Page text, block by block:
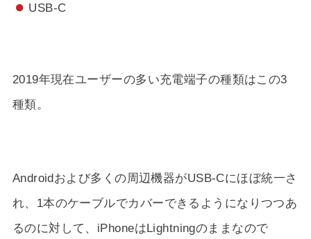
USB-C
2019年現在ユーザーの多い充電端子の種類はこの3
種類。
Androidおよび多くの周辺機器がUSB-Cにほぼ統一さ
れ、1本のケーブルでカバーできるようになりつつあ
るのに対して、iPhoneはLightningのままなので